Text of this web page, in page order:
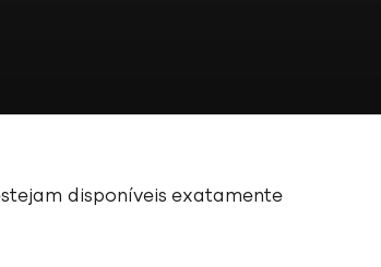
disponíveis exatamente